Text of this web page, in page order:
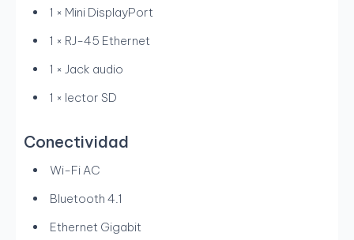
1 × Mini DisplayPort
1 × RJ-45 Ethernet
1 × Jack audio
1 × lector SD
Conectividad
Wi-Fi AC
Bluetooth 4.1
Ethernet Gigabit